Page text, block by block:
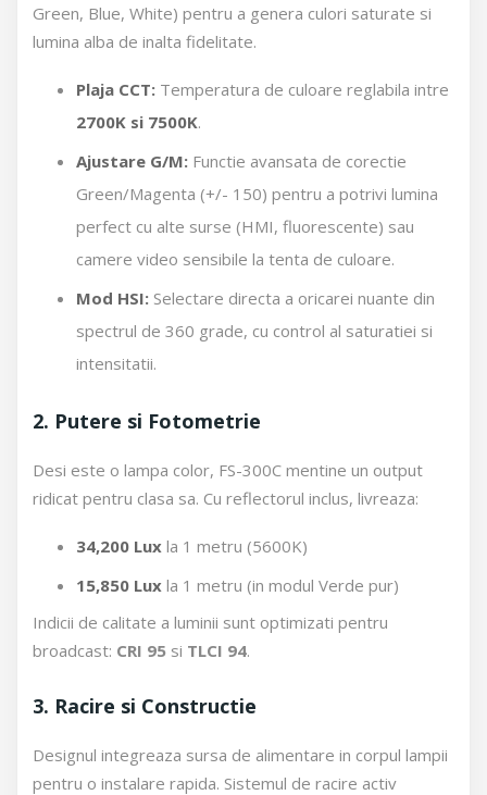
Green, Blue, White) pentru a genera culori saturate si
lumina alba de inalta fidelitate.
Plaja CCT: Temperatura de culoare reglabila intre
2700K si 7500K.
Ajustare G/M: Functie avansata de corectie
Green/Magenta (+/- 150) pentru a potrivi lumina
perfect cu alte surse (HMI, fluorescente) sau
camere video sensibile la tenta de culoare.
Mod HSI: Selectare directa a oricarei nuante din
spectrul de 360 grade, cu control al saturatiei si
intensitatii.
2. Putere si Fotometrie
Desi este o lampa color, FS-300C mentine un output
ridicat pentru clasa sa. Cu reflectorul inclus, livreaza:
34,200 Lux la 1 metru (5600K)
15,850 Lux la 1 metru (in modul Verde pur)
Indicii de calitate a luminii sunt optimizati pentru
broadcast: CRI 95 si TLCI 94.
3. Racire si Constructie
Designul integreaza sursa de alimentare in corpul lampii
pentru o instalare rapida. Sistemul de racire activ